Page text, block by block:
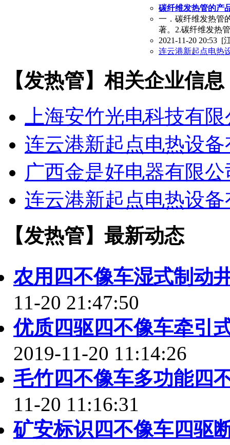
碳纤维发热管的产
一．碳纤维发热管
著。2.碳纤维发热
2021-11-20 20:53 [
连云港新起点电热
【发热管】相关企业信息
上海安竹光电科技有
连云港新起点电热设
广西金是好电器有限公
连云港新起点电热设
【发热管】最新动态
农用四不像车湿式制动
11-20 21:47:50
优质四驱四不像车牵引
2019-11-20 11:14:26
毛竹四不像车多功能四
11-20 11:16:31
矿安标识四不像车四驱